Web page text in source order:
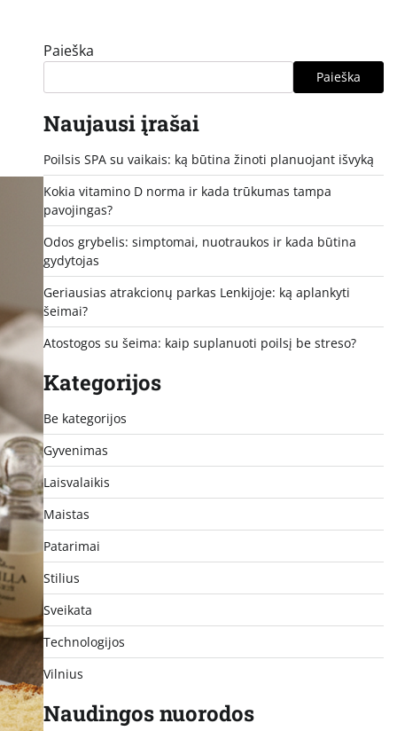
Paieška
Paieška
Naujausi įrašai
Poilsis SPA su vaikais: ką būtina žinoti planuojant išvyką
Kokia vitamino D norma ir kada trūkumas tampa
pavojingas?
Odos grybelis: simptomai, nuotraukos ir kada būtina
gydytojas
Geriausias atrakcionų parkas Lenkijoje: ką aplankyti
šeimai?
Atostogos su šeima: kaip suplanuoti poilsį be streso?
Kategorijos
Be kategorijos
Gyvenimas
Laisvalaikis
Maistas
Patarimai
Stilius
Sveikata
Technologijos
Vilnius
Naudingos nuorodos